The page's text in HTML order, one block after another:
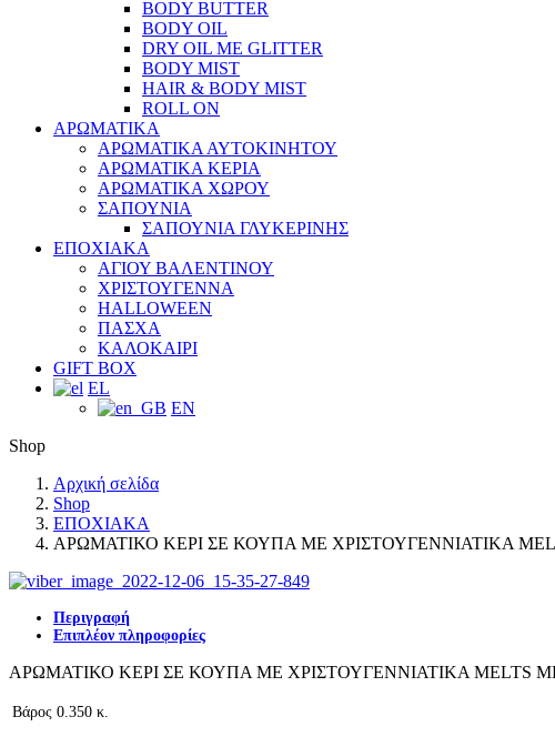
BODY BUTTER
BODY OIL
DRY OIL ΜΕ GLITTER
BODY MIST
HAIR & BODY MIST
ROLL ON
ΑΡΩΜΑΤΙΚΑ
ΑΡΩΜΑΤΙΚΑ ΑΥΤΟΚΙΝΗΤΟΥ
ΑΡΩΜΑΤΙΚΑ ΚΕΡΙΑ
ΑΡΩΜΑΤΙΚΑ ΧΩΡΟΥ
ΣΑΠΟΥΝΙΑ
ΣΑΠΟΥΝΙΑ ΓΛΥΚΕΡΙΝΗΣ
ΕΠΟΧΙΑΚΑ
ΑΓΙΟΥ ΒΑΛΕΝΤΙΝΟΥ
ΧΡΙΣΤΟΥΓΕΝΝΑ
HALLOWEEN
ΠΑΣΧΑ
ΚΑΛΟΚΑΙΡΙ
GIFT BOX
EL
EN
Shop
Αρχική σελίδα
Shop
ΕΠΟΧΙΑΚΑ
ΑΡΩΜΑΤΙΚΟ ΚΕΡΙ ΣΕ ΚΟΥΠΑ ΜΕ ΧΡΙΣΤΟΥΓΕΝΝΙΑΤΙΚΑ
Περιγραφή
Επιπλέον πληροφορίες
ΑΡΩΜΑΤΙΚΟ ΚΕΡΙ ΣΕ ΚΟΥΠΑ ΜΕ ΧΡΙΣΤΟΥΓΕΝΝΙΑΤΙΚΑ MELTS
Βάρος 0.350 κ.